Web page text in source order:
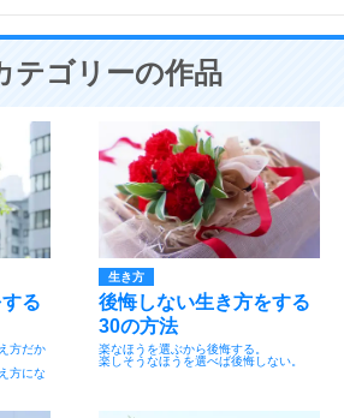
テゴリーの作品
る
方だか
方にな
生き方
後悔しない生き方をする
30の方法
楽なほうを選ぶから後悔する。
楽しそうなほうを選べば後悔しない。